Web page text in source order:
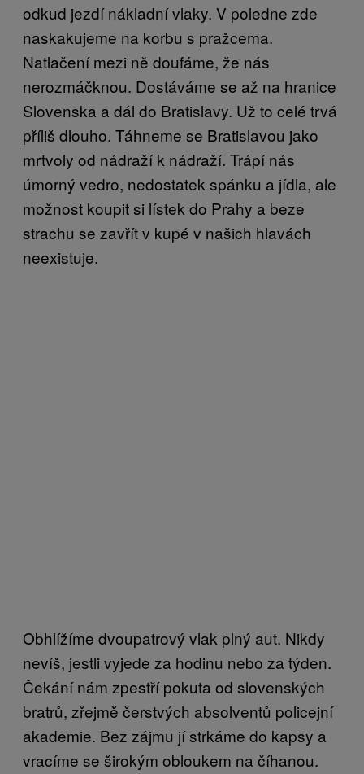
odkud jezdí nákladní vlaky. V poledne zde
naskakujeme na korbu s pražcema.
Natlačení mezi ně doufáme, že nás
nerozmáčknou. Dostáváme se až na hranice
Slovenska a dál do Bratislavy. Už to celé trvá
příliš dlouho. Táhneme se Bratislavou jako
mrtvoly od nádraží k nádraží. Trápí nás
úmorný vedro, nedostatek spánku a jídla, ale
možnost koupit si lístek do Prahy a beze
strachu se zavřít v kupé v našich hlavách
neexistuje.
Obhlížíme dvoupatrový vlak plný aut. Nikdy
nevíš, jestli vyjede za hodinu nebo za týden.
Čekání nám zpestří pokuta od slovenských
bratrů, zřejmě̌ čerstvých absolventů policejní
akademie. Bez zájmu jí strkáme do kapsy a
vracíme se širokým obloukem na číhanou.